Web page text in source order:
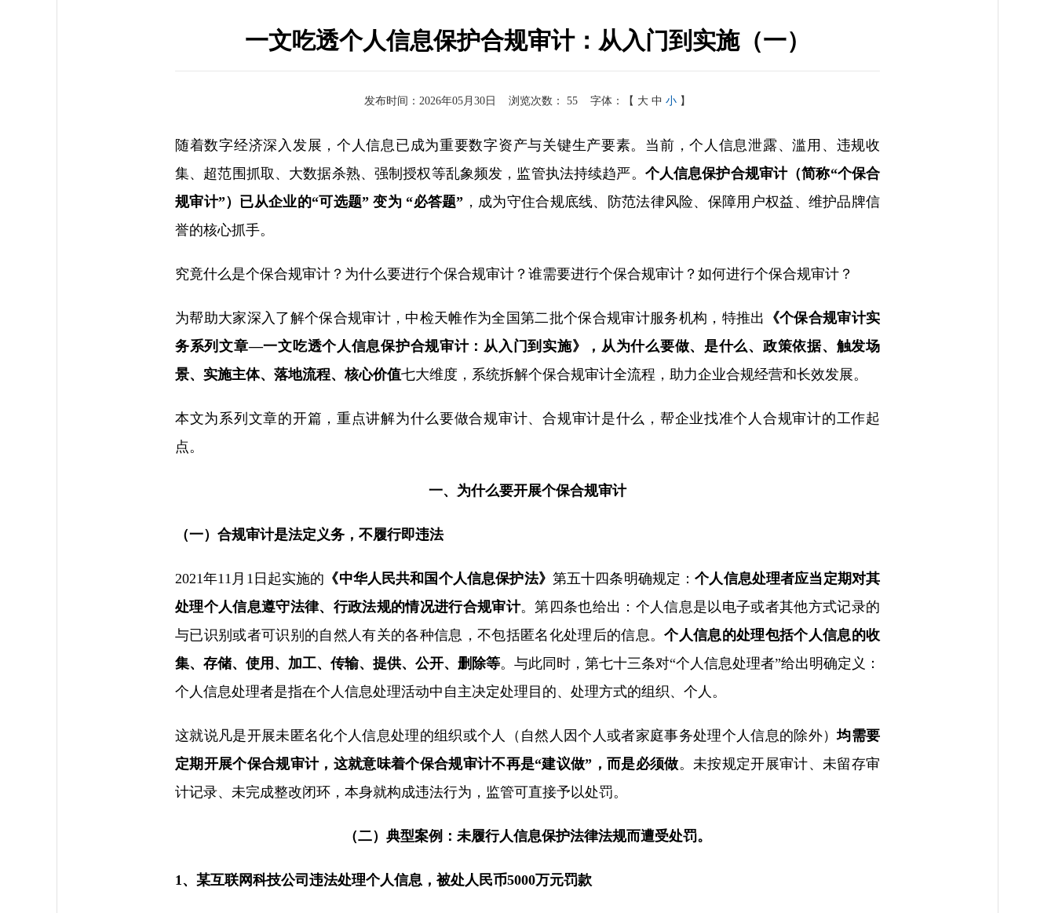
一文吃透个人信息保护合规审计：从入门到实施（一）
发布时间：2026年05月30日 浏览次数： 55 字体：【 大 中 小 】
随着数字经济深入发展，个人信息已成为重要数字资产与关键生产要素。当前，个人信息泄露、滥用、违规收
集、超范围抓取、大数据杀熟、强制授权等乱象频发，监管执法持续趋严。 个人信息保护合规审计（简称“个保合
规审计”）已从企业的“可选题” 变为 “必答题” ，成为守住合规底线、防范法律风险、保障用户权益、维护品牌信
誉的核心抓手。
究竟什么是个保合规审计？为什么要进行个保合规审计？谁需要进行个保合规审计？如何进行个保合规审计？
为帮助大家深入了解个保合规审计，中检天帷作为全国第二批个保合规审计服务机构，特推出
《个保合规审计实
务系列文章—一文吃透个人信息保护合规审计：从入门到实施》，从为什么要做、是什么、政策依据、触发场
景、实施主体、落地流程、核心价值七大维度，系统拆解个保合规审计全流程，助力企业合规经营和长效发展。
本文为系列文章的开篇，重点讲解为什么要做合规审计、合规审计是什么，帮企业找准个人合规审计的工作起
点。
一、为什么要开展个保合规审计
（一）合规审计是法定义务，不履行即违法
2021年11月1日起实施的 《中华人民共和国个人信息保护法》 第五十四条明确规定：个人信息处理者应当定期对其
处理个人信息遵守法律、行政法规的情况进行合规审计。第四条也给出：个人信息是以电子或者其他方式记录的
与已识别或者可识别的自然人有关的各种信息，不包括匿名化处理后的信息。个人信息的处理包括个人信息的收
集、存储、使用、加工、传输、提供、公开、删除等。与此同时，第七十三条对“个人信息处理者”给出明确定义：
个人信息处理者是指在个人信息处理活动中自主决定处理目的、处理方式的组织、个人。
这就说凡是开展未匿名化个人信息处理的组织或个人（自然人因个人或者家庭事务处理个人信息的除外）均需要
定期开展个保合规审计，这就意味着个保合规审计不再是“建议做”，而是必须做。未按规定开展审计、未留存审
计记录、未完成整改闭环，本身就构成违法行为，监管可直接予以处罚。
（二）典型案例：未履行人信息保护法律法规而遭受处罚。
1、某互联网科技公司违法处理个人信息，被处人民币5000万元罚款